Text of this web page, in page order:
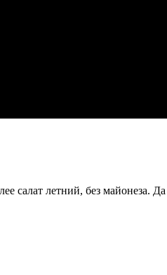
салат летний, без майонеза.